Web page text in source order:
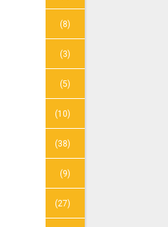
(8)
(3)
(5)
(10)
(38)
(9)
(27)